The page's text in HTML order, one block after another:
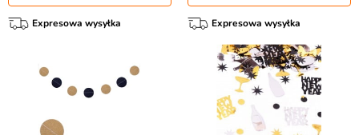
Expresowa wysyłka Expresowa wysyłka